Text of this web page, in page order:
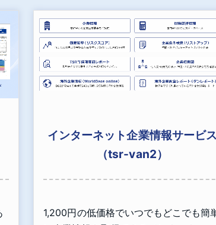
インターネット企業情報サービス
（tsr-van2）
1,200円の低価格でいつでもどこでも簡